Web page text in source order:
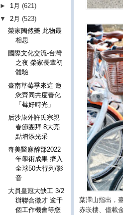
葉澤山指出，
赤崁樓、億載
► 1月(621)
▼ 2月(523)
榮家陶然樂 此物最
相思
國際文化交流-台灣
之夜 榮家長輩初
體驗
臺南草莓季來這 邀
您齊同共度善化
「莓好時光」
后沙旅外許氏宗親
春節團拜 8大亮
點增添光采
奇美醫麻醉部2022
年學術成果 擠入
全球50大行列/影
音
大員皇冠大缺工 3/2
辦聯合徵才 逾千
個工作機會等您